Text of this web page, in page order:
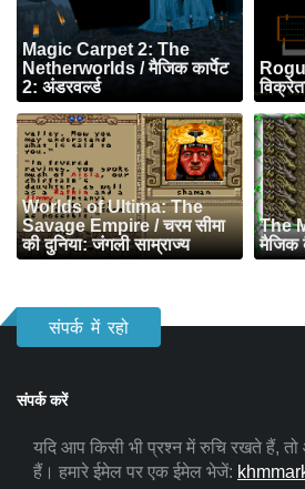
Magic Carpet 2: The
Netherworlds / मैजिक कार्पेट
2: अंडरवर्ल्ड
Worlds of Ultima: The
Savage Empire / चरम सीमा
की दुनिया: जंगली साम्राज्य
The
मैजिक
संपर्क में रहो
संपर्क करें
यदि आप किसी भी प्रश्न में रुचि रखते हैं,
हैं। हमारे ईमेल पर एक ईमेल भेजें: